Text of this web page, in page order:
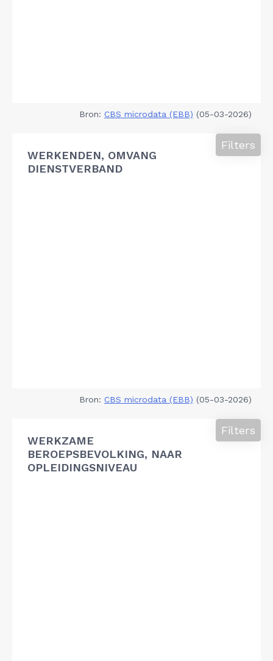
Bron: CBS microdata (EBB) (05-03-2026)
WERKENDEN, OMVANG
DIENSTVERBAND
Filters
Bron: CBS microdata (EBB) (05-03-2026)
WERKZAME
BEROEPSBEVOLKING, NAAR
OPLEIDINGSNIVEAU
Filters